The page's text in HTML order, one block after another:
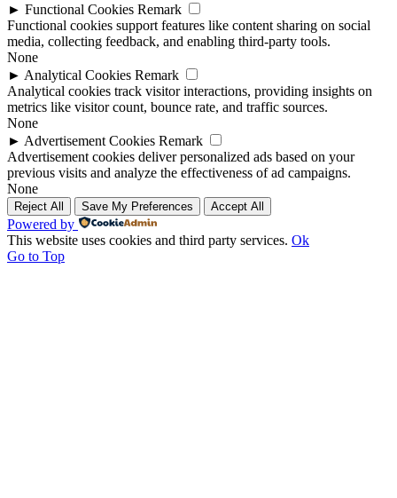
► Functional Cookies Remark
Functional cookies support features like content sharing on social
media, collecting feedback, and enabling third-party tools.
None
► Analytical Cookies Remark
Analytical cookies track visitor interactions, providing insights on
metrics like visitor count, bounce rate, and traffic sources.
None
► Advertisement Cookies Remark
Advertisement cookies deliver personalized ads based on your
previous visits and analyze the effectiveness of ad campaigns.
None
Reject All Save My Preferences Accept All
Powered by
This website uses cookies and third party services. Ok
Go to Top